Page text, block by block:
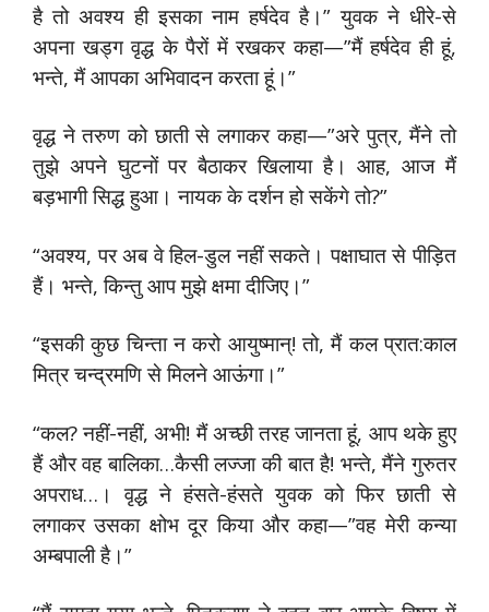
है तो अवश्य ही इसका नाम हर्षदेव है।” युवक ने धीरे-से
अपना खड्ग वृद्ध के पैरों में रखकर कहा—”मैं हर्षदेव ही हूं,
भन्ते, मैं आपका अभिवादन करता हूं।”
वृद्ध ने तरुण को छाती से लगाकर कहा—”अरे पुत्र, मैंने तो
तुझे अपने घुटनों पर बैठाकर खिलाया है। आह, आज मैं
बड़भागी सिद्ध हुआ। नायक के दर्शन हो सकेंगे तो?”
“अवश्य, पर अब वे हिल-डुल नहीं सकते। पक्षाघात से पीड़ित
हैं। भन्ते, किन्तु आप मुझे क्षमा दीजिए।”
“इसकी कुछ चिन्ता न करो आयुष्मान्! तो, मैं कल प्रात:काल
मित्र चन्द्रमणि से मिलने आऊंगा।”
“कल? नहीं-नहीं, अभी! मैं अच्छी तरह जानता हूं, आप थके हुए
हैं और वह बालिका…कैसी लज्जा की बात है! भन्ते, मैंने गुरुतर
अपराध…। वृद्ध ने हंसते-हंसते युवक को फिर छाती से
लगाकर उसका क्षोभ दूर किया और कहा—”वह मेरी कन्या
अम्बपाली है।”